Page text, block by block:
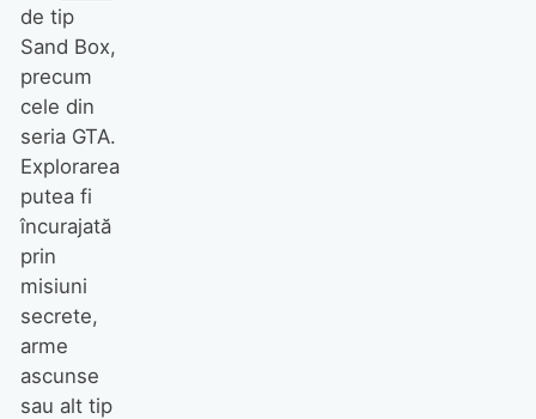
de tip
Sand Box,
precum
cele din
seria GTA.
Explorarea
putea fi
încurajată
prin
misiuni
secrete,
arme
ascunse
sau alt tip